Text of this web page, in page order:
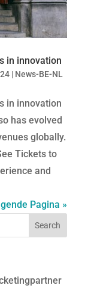
in innovation
| News-BE-NL
in innovation
has evolved
globally.
Tickets to
and
Pagina »